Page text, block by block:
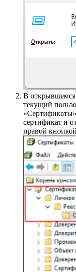
В
текущий
сертификат и
правой